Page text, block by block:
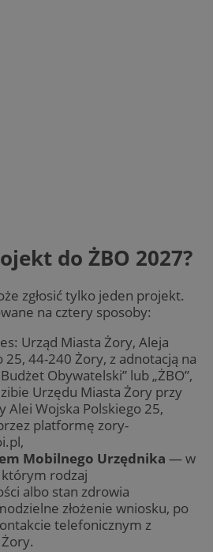
do ŻBO 2027?
zgłosić tylko jeden projekt.
na cztery sposoby:
Urząd Miasta Żory, Aleja
25, 44-240 Żory, z adnotacją na
Obywatelski” lub „ŻBO”,
Urzędu Miasta Żory przy
Alei Wojska Polskiego 25,
platformę zory-
Mobilnego Urzędnika — w
rodzaj
albo stan zdrowia
złożenie wniosku, po
telefonicznym z